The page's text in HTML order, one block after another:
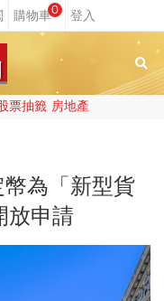
0
票抽籤 房地產
為「新型貨
放申請